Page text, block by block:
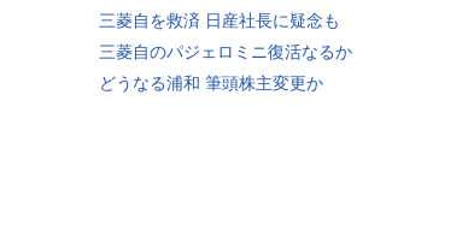
三菱自を救済 日産社長に疑念も
三菱自のパジェロミニ復活なるか
どうなる浦和 筆頭株主変更か